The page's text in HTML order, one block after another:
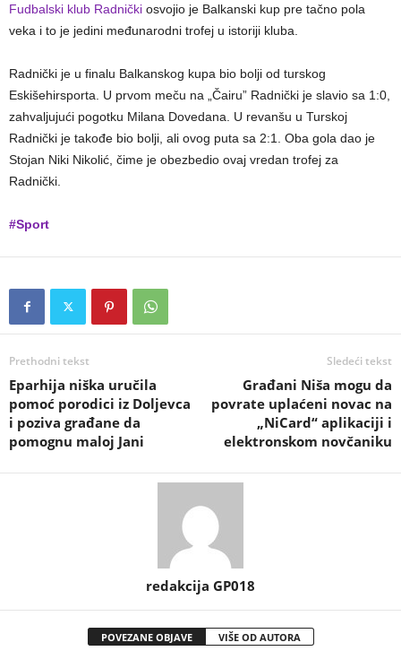
Fudbalski klub Radnički osvojio je Balkanski kup pre tačno pola
veka i to je jedini međunarodni trofej u istoriji kluba.
Radnički je u finalu Balkanskog kupa bio bolji od turskog
Eskišehirsporta. U prvom meču na „Čairu” Radnički je slavio sa 1:0,
zahvaljujući pogotku Milana Dovedana. U revanšu u Turskoj
Radnički je takođe bio bolji, ali ovog puta sa 2:1. Oba gola dao je
Stojan Niki Nikolić, čime je obezbedio ovaj vredan trofej za
Radnički.
#Sport
Prethodni tekst
Eparhija niška uručila
pomoć porodici iz Doljevca
i poziva građane da
pomognu maloj Jani
Sledeći tekst
Građani Niša mogu da
povrate uplaćeni novac na
„NiCard“ aplikaciji i
elektronskom novčaniku
redakcija GP018
POVEZANE OBJAVE VIŠE OD AUTORA